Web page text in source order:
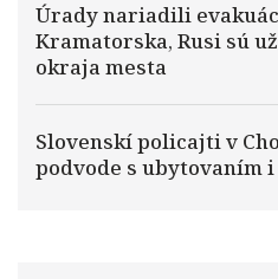
Úrady nariadili
Kramatorska, Rusi sú
okraja mesta
Slovenskí policajti v
podvode s ubytovaním